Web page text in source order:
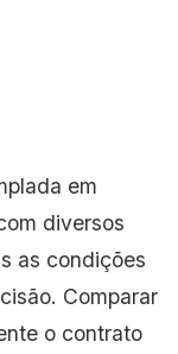
em
diversos
as condições
Comparar
o contrato